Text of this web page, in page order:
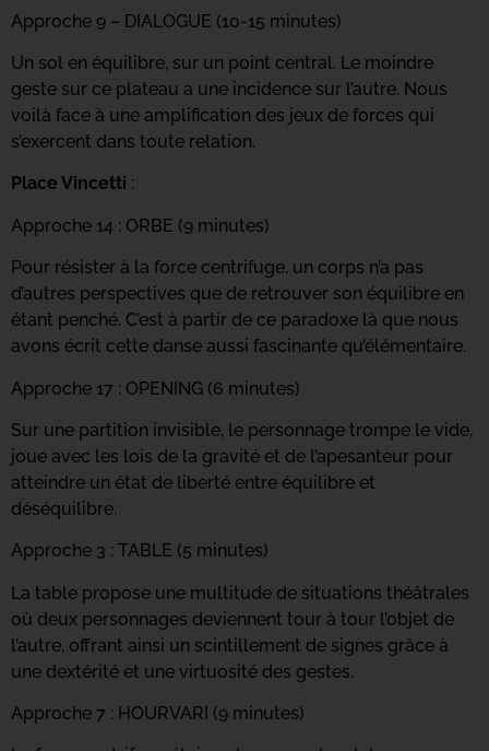
Approche 9 – DIALOGUE (10-15 minutes)
Un sol en équilibre, sur un point central. Le moindre
geste sur ce plateau a une incidence sur l’autre. Nous
voilà face à une amplification des jeux de forces qui
s’exercent dans toute relation.
Place Vincetti :
Approche 14 : ORBE (9 minutes)
Pour résister à la force centrifuge, un corps n’a pas
d’autres perspectives que de retrouver son équilibre en
étant penché. C’est à partir de ce paradoxe là que nous
avons écrit cette danse aussi fascinante qu’élémentaire.
Approche 17 : OPENING (6 minutes)
Sur une partition invisible, le personnage trompe le vide,
joue avec les lois de la gravité et de l’apesanteur pour
atteindre un état de liberté entre équilibre et
déséquilibre.
Approche 3 : TABLE (5 minutes)
La table propose une multitude de situations théâtrales
où deux personnages deviennent tour à tour l’objet de
l’autre, offrant ainsi un scintillement de signes grâce à
une dextérité et une virtuosité des gestes.
Approche 7 : HOURVARI (9 minutes)